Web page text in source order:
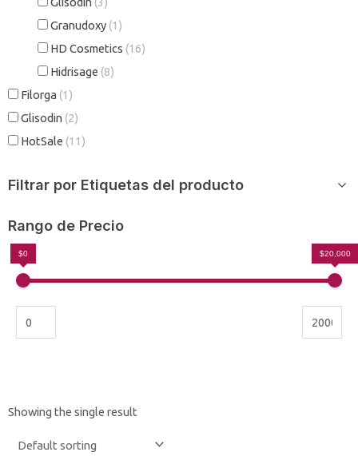
Granudoxy (1)
HD Cosmetics (16)
Hidrisage (8)
Filorga (1)
Glisodin (2)
HotSale (11)
Filtrar por Etiquetas del producto
Rango de Precio
$0 $20,000
Showing the single result